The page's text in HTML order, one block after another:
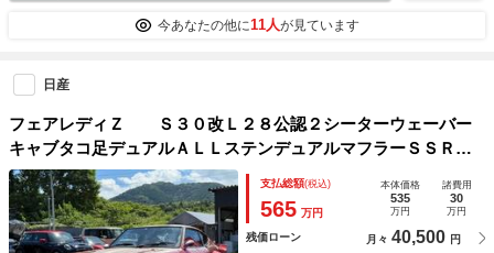
今あなたの他に11人が見ています
日産
フェアレディＺ Ｓ３０改Ｌ２８公認２シーターウェーバー
キャブタコ足デュアルＡＬＬステンデュアルマフラーＳＳＲマ
ーク１延長１４インチＡＷカーボンダッシュ純正５速車 レス
トア
支払総額(税込)
565 万円
本体価格
535
万円
諸費用
30
万円
残価ローン 月々 40,500 円